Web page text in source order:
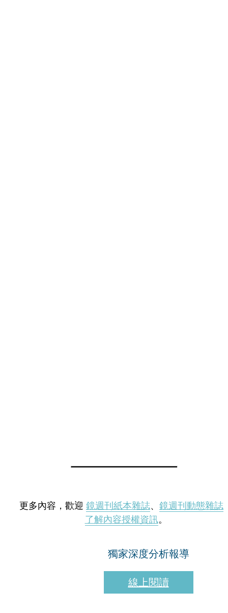
更多內容，歡迎 鏡週刊紙本雜誌、 鏡週刊動態雜誌
了解內容授權資訊。
獨家深度分析報導
線上閱讀